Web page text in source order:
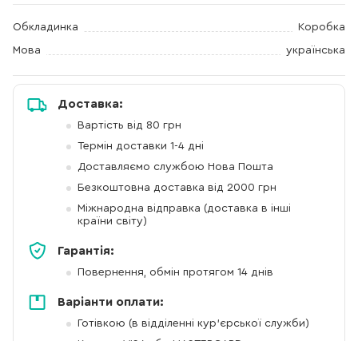
Обкладинка Коробка
Мова українська
Доставка:
Вартість від 80 грн
Термін доставки 1-4 дні
Доставляємо службою Нова Пошта
Безкоштовна доставка від 2000 грн
Міжнародна відправка (доставка в інші
країни світу)
Гарантія:
Повернення, обмін протягом 14 днів
Варіанти оплати:
Готівкою (в відділенні кур'єрської служби)